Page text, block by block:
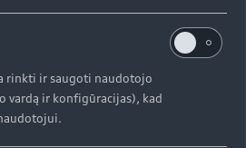
rinkti ir saugoti naudotojo
vardą ir konfigūracijas), kad